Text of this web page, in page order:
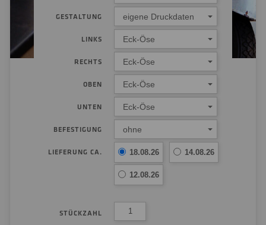
GESTALTUNG eigene Druckdaten
LINKS Eck-Öse
RECHTS Eck-Öse
OBEN Eck-Öse
UNTEN Eck-Öse
BEFESTIGUNG ohne
LIEFERUNG CA. 18.08.26 14.08.26
12.08.26
STÜCKZAHL